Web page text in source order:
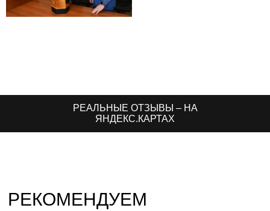
РЕАЛЬНЫЕ ОТЗЫВЫ – НА
ЯНДЕКС.КАРТАХ
РЕКОМЕНДУЕМ